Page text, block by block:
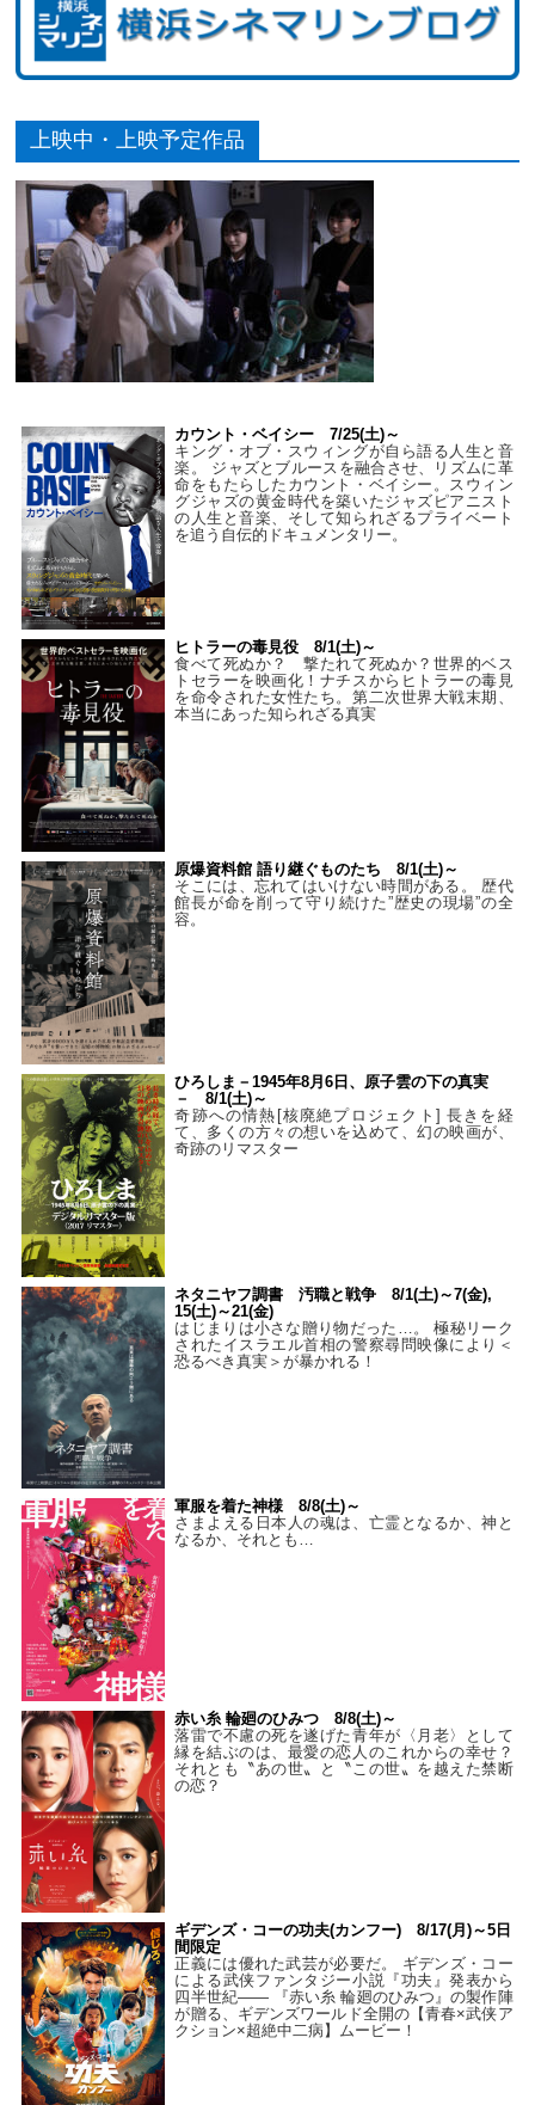
上映中・上映予定作品
カウント・ベイシー 7/25(土)～
キング・オブ・スウィングが自ら語る人生と音
楽。 ジャズとブルースを融合させ、リズムに革
命をもたらしたカウント・ベイシー。スウィン
グジャズの黄金時代を築いたジャズピアニスト
の人生と音楽、そして知られざるプライベート
を追う自伝的ドキュメンタリー。
ヒトラーの毒見役 8/1(土)～
食べて死ぬか？ 撃たれて死ぬか？世界的ベス
トセラーを映画化！ナチスからヒトラーの毒見
を命令された女性たち。第二次世界大戦末期、
本当にあった知られざる真実
原爆資料館 語り継ぐものたち 8/1(土)～
そこには、忘れてはいけない時間がある。 歴代
館長が命を削って守り続けた”歴史の現場”の全
容。
ひろしま－1945年8月6日、原子雲の下の真実
－ 8/1(土)～
奇跡への情熱[核廃絶プロジェクト] 長きを経
て、多くの方々の想いを込めて、幻の映画が、
奇跡のリマスター
ネタニヤフ調書 汚職と戦争 8/1(土)～7(金),
15(土)～21(金)
はじまりは小さな贈り物だった…。 極秘リーク
されたイスラエル首相の警察尋問映像により＜
恐るべき真実＞が暴かれる！
軍服を着た神様 8/8(土)～
さまよえる日本人の魂は、亡霊となるか、神と
なるか、それとも…
赤い糸 輪廻のひみつ 8/8(土)～
落雷で不慮の死を遂げた青年が〈月老〉として
縁を結ぶのは、最愛の恋人のこれからの幸せ？
それとも〝あの世〟と〝この世〟を越えた禁断
の恋？
ギデンズ・コーの功夫(カンフー) 8/17(月)～5日
間限定
正義には優れた武芸が必要だ。 ギデンズ・コー
による武侠ファンタジー小説『功夫』発表から
四半世紀―― 『赤い糸 輪廻のひみつ』の製作陣
が贈る、ギデンズワールド全開の【青春×武侠ア
クション×超絶中二病】ムービー！